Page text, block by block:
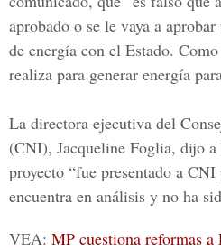
aprobado o se le vaya a
de energía con el Estado.
realiza para generar energía
La directora ejecutiva del
(CNI), Jacqueline Foglia, dijo a
proyecto “fue presentado a
encuentra en análisis y no ha
VEA: MP cuestiona reformas